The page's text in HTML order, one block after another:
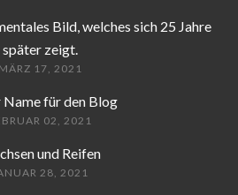
Bild, welches sich 25 Jahre
später zeigt.
MÄRZ 17, 2021
Name für den Blog
02, 2021
und Reifen
28, 2021